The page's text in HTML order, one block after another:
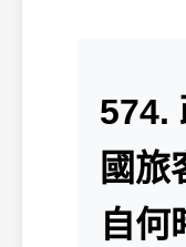
574.
國旅
自何